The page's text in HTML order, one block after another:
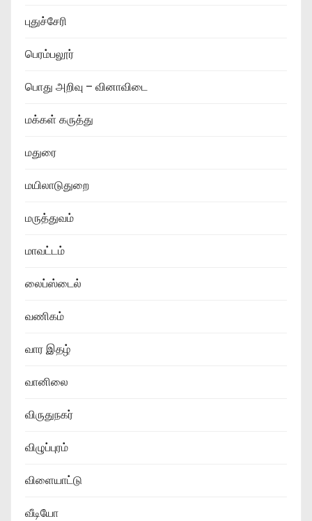
புதுச்சேரி
பெரம்பலூர்
பொது அறிவு – வினாவிடை
மக்கள் கருத்து
மதுரை
மயிலாடுதுறை
மருத்துவம்
மாவட்டம்
லைப்ஸ்டைல்
வணிகம்
வார இதழ்
வானிலை
விருதுநகர்
விழுப்புரம்
விளையாட்டு
வீடியோ